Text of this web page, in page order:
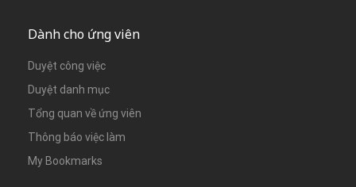
Dành cho ứng viên
Duyệt công việc
Duyệt danh mục
Tổng quan về ứng viên
Thông báo việc làm
My Bookmarks